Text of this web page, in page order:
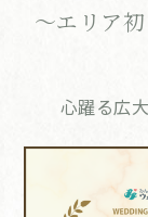
～エリア
心躍る広